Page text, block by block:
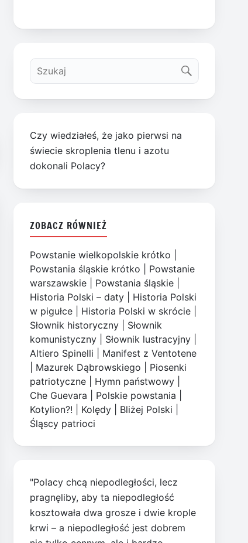
Czy wiedziałeś, że jako pierwsi na
świecie skroplenia tlenu i azotu
dokonali Polacy?
ZOBACZ RÓWNIEŻ
Powstanie wielkopolskie krótko
Powstania śląskie krótko
Powstanie
warszawskie
Powstania śląskie
Historia Polski – daty
Historia Polski
w pigułce
Historia Polski w skrócie
Słownik historyczny
Słownik
komunistyczny
Słownik lustracyjny
Altiero Spinelli
Manifest z Ventotene
Mazurek Dąbrowskiego
Piosenki
patriotyczne
Hymn państwowy
Che Guevara
Polskie powstania
Kotylion?!
Kolędy Bliżej Polski
Śląscy patrioci
"Polacy chcą niepodległości, lecz
pragnęliby, aby ta niepodległość
kosztowała dwa grosze i dwie krople
krwi – a niepodległość jest dobrem